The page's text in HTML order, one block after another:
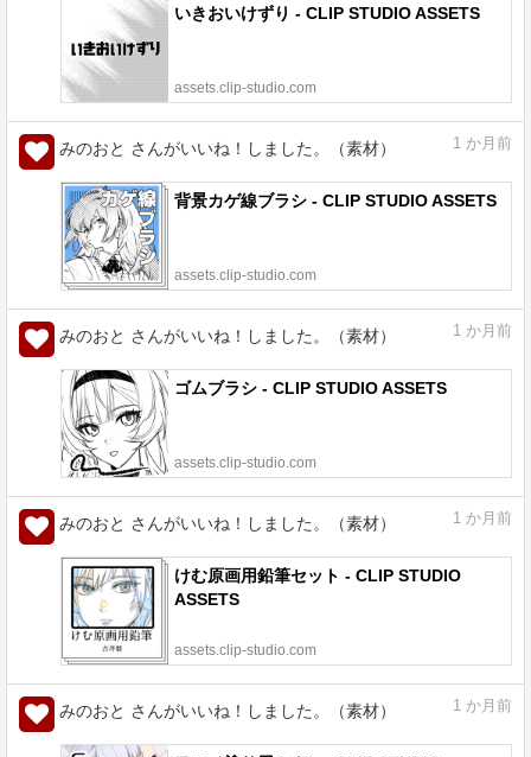
いきおいけずり - CLIP STUDIO ASSETS
assets.clip-studio.com
みのおと さんがいいね！しました。（素材） 1 か月前
背景カゲ線ブラシ - CLIP STUDIO ASSETS
assets.clip-studio.com
みのおと さんがいいね！しました。（素材） 1 か月前
ゴムブラシ - CLIP STUDIO ASSETS
assets.clip-studio.com
みのおと さんがいいね！しました。（素材） 1 か月前
けむ原画用鉛筆セット - CLIP STUDIO
ASSETS
assets.clip-studio.com
みのおと さんがいいね！しました。（素材） 1 か月前